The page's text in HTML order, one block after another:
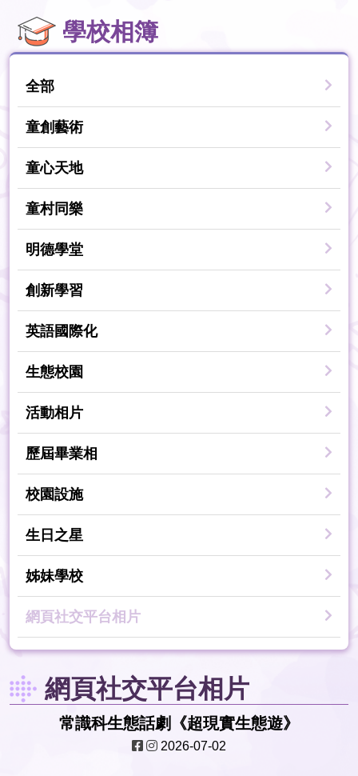
學校相簿
全部
童創藝術
童心天地
童村同樂
明德學堂
創新學習
英語國際化
生態校園
活動相片
歷屆畢業相
校園設施
生日之星
姊妹學校
網頁社交平台相片
網頁社交平台相片
常識科生態話劇《超現實生態遊》
2026-07-02